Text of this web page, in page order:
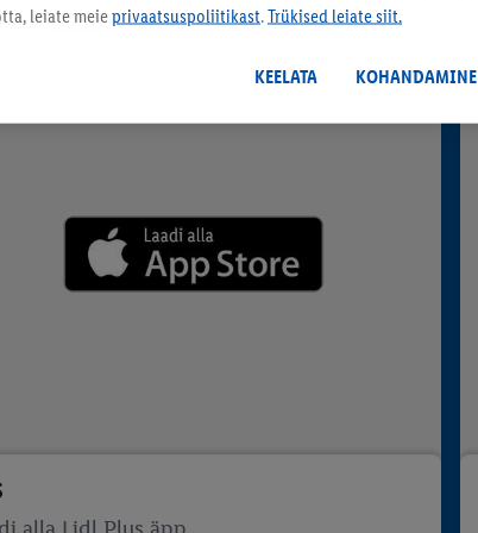
leiate meieprivaatsuspoliitikast.Trükised leiate siit.
KEELATA KOHANDAMINE